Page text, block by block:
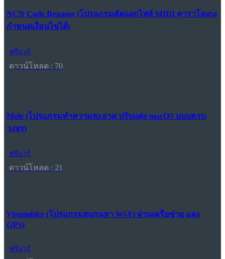
NCN Code Rename (โปรแกรมคัดแยกไฟล์ MIDI คาราโอเกะ
กำหนดเงื่อนไขได้)
ฟรีแวร์
ดาวน์โหลด : 70
Mole (โปรแกรมทำความสะอาด ปรับแต่ง macOS แบบครบ
วงจร)
ฟรีแวร์
ดาวน์โหลด : 21
Vistumbler (โปรแกรมสแกนหา Wi-Fi ผ่านเครือข่าย และ
GPS)
ฟรีแวร์